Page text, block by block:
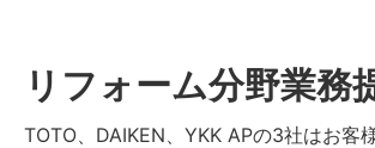
リフォーム分野業務
TOTO、DAIKEN、YKK APの3社はお客